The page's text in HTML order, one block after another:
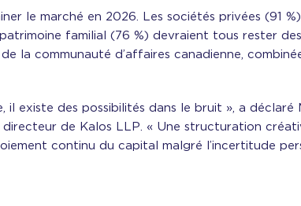
le marché en 2026. Les sociétés privées (91
familial (76 %) devraient tous rester
la communauté d’affaires canadienne,
existe des possibilités dans le bruit », a déclaré
de Kalos LLP. « Une structuration
continu du capital malgré l’incertitude